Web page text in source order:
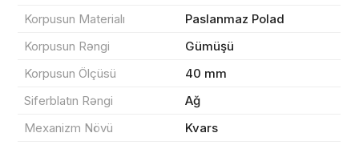
Korpusun Materialı
Paslanmaz Polad
Korpusun Rəngi
Gümüşü
Korpusun Ölçüsü
40 mm
Siferblatın Rəngi
Ağ
Mexanizm Növü
Kvars
Çatdırılma
Yekun məbləğ
Sifarişi rəsmiləşdir
OK